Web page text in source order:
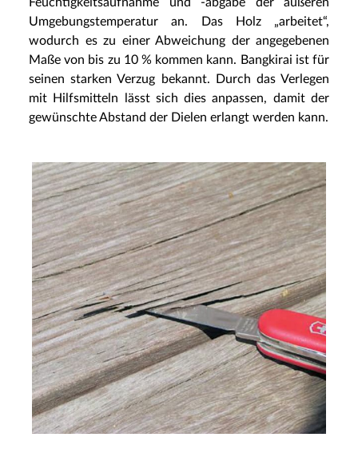
Umgebungstemperatur an. Das Holz „arbeitet“,
wodurch es zu einer Abweichung der angegebenen
Maße von bis zu 10 % kommen kann. Bangkirai ist für
seinen starken Verzug bekannt. Durch das Verlegen
mit Hilfsmitteln lässt sich dies anpassen, damit der
gewünschte Abstand der Dielen erlangt werden kann.